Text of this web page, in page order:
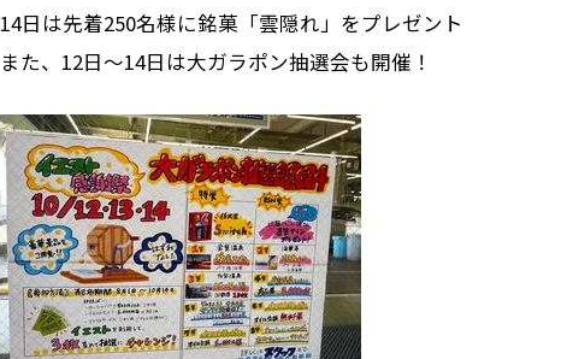
14日は先着250名様に銘菓「雲隠れ」をプレゼント
また、12日～14日は大ガラポン抽選会も開催！